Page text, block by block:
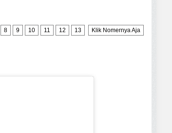
8 9 10 11 12 13 Klik Nomernya Aja